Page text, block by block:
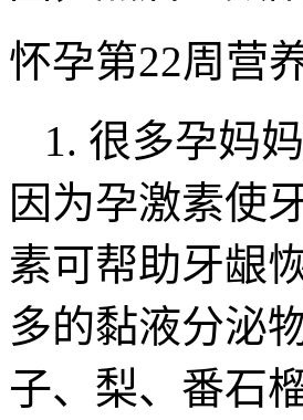
怀孕第22周营
1. 很多孕妈
因为孕激素使
素可帮助牙龈
多的黏液分泌
子、梨、番石